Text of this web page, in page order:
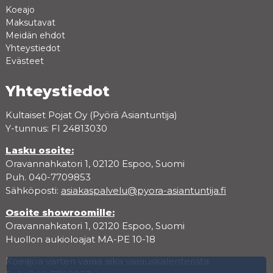
Koeajo
Maksutavat
Meidän ehdot
Yhteystiedot
Evästeet
Yhteystiedot
Kultaiset Pojat Oy (Pyörä Asiantuntija)
Y-tunnus: FI 24813030
Lasku osoite:
Oravannahkatori 1, 02120 Espoo, Suomi
Puh. 040-7709853
Sähköposti: asiakaspalvelu@pyora-asiantuntija.fi
Osoite showroomille:
Oravannahkatori 1, 02120 Espoo, Suomi
Huollon aukioloajat MA-PE 10-18
Koeajoa varten varaa aika varauskalenterista.